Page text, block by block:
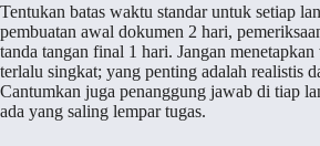
Tentukan batas waktu standar untuk setiap
pembuatan awal dokumen 2 hari,
tanda tangan final 1 hari. Jangan
terlalu singkat; yang penting adalah realistis
Cantumkan juga penanggung jawab di tiap
ada yang saling lempar tugas.